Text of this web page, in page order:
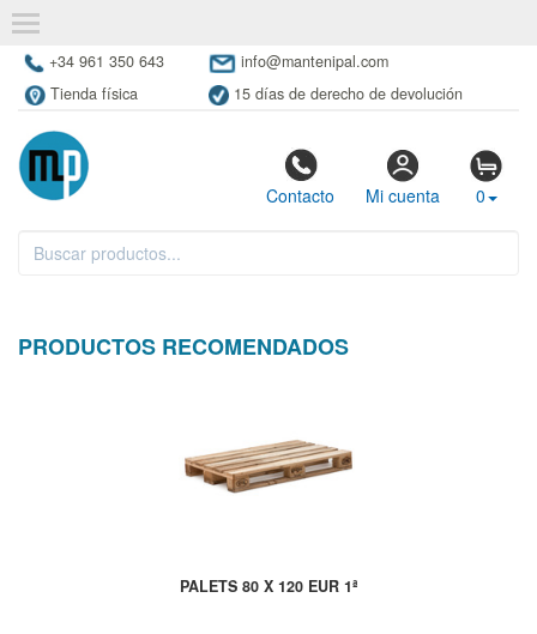
+34 961 350 643
info@mantenipal.com
Tienda física
15 días de derecho de devolución
Contacto Mi cuenta 0
PRODUCTOS RECOMENDADOS
PALETS 80 X 120 EUR 1ª